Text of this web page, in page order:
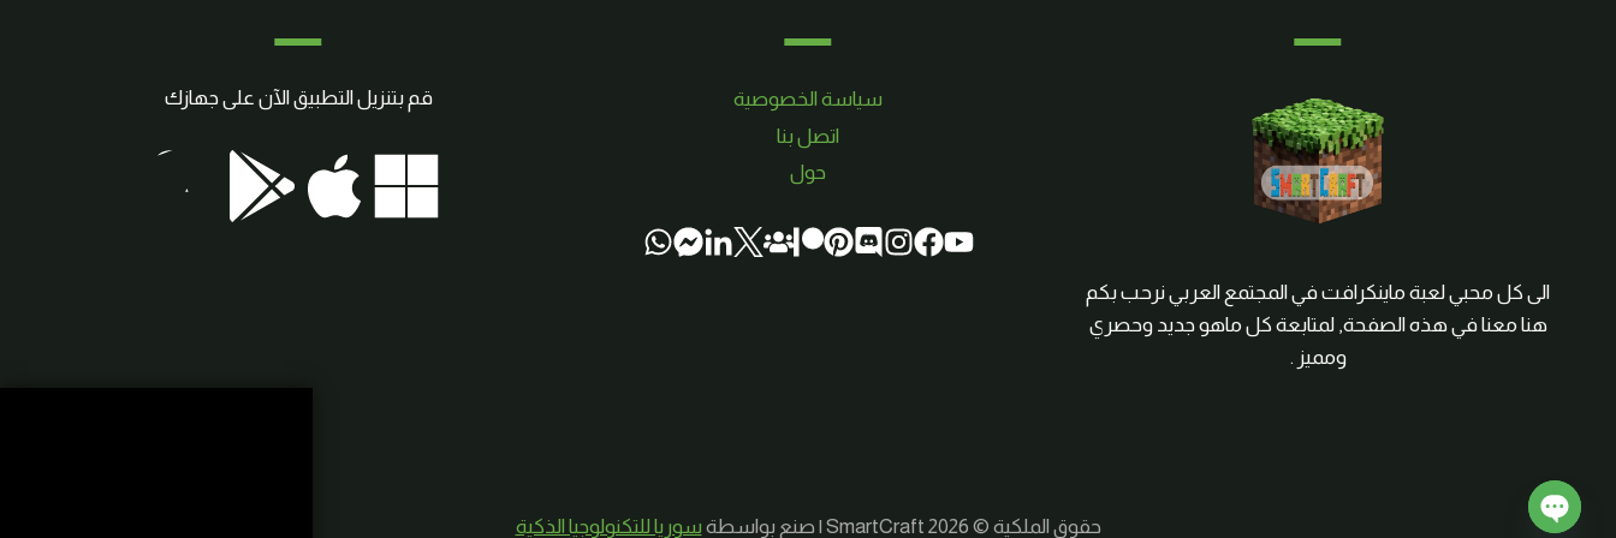
الى كل محبي لعبة ماينكرافت في المجتمع العربي نرحب بكم
هنا معنا في هذه الصفحة, لمتابعة كل ماهو جديد وحصري
ومميز .
سياسة الخصوصية
اتصل بنا
حول
قم بتنزيل التطبيق الآن على جهازك
حقوق الملكية © 2026 SmartCraft | صنع بواسطة سوريا للتكنولوجيا الذكية